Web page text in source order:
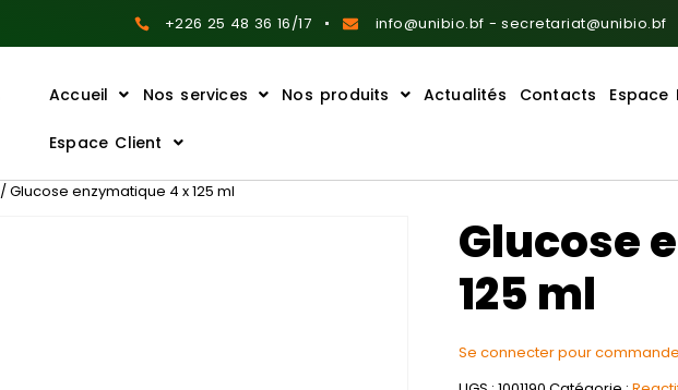
+226 25 48 36 16/17 info@unibio.bf - secretariat@unibio.bf
Accueil Nos services Nos produits Actualités Contacts Espace
Espace Client
/ Glucose enzymatique 4 x 125 ml
Glucose
125 ml
Se connecter pour